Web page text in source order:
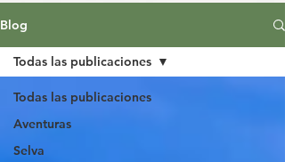
Blog
Todas las publicaciones
Aventuras
Selva
Todas las publicaciones